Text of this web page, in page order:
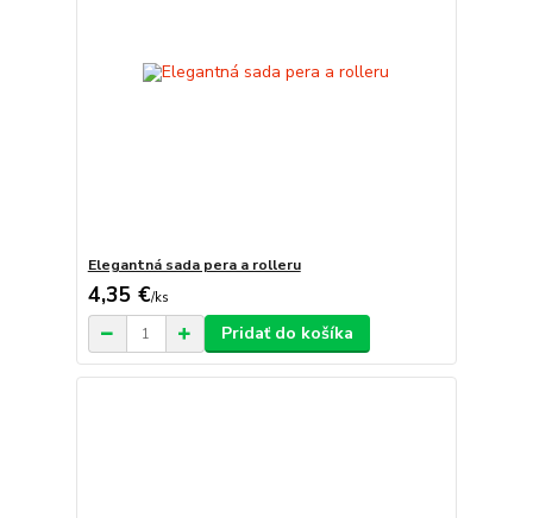
Elegantná sada pera a rolleru
4,35 €/ks
Pridať do košíka